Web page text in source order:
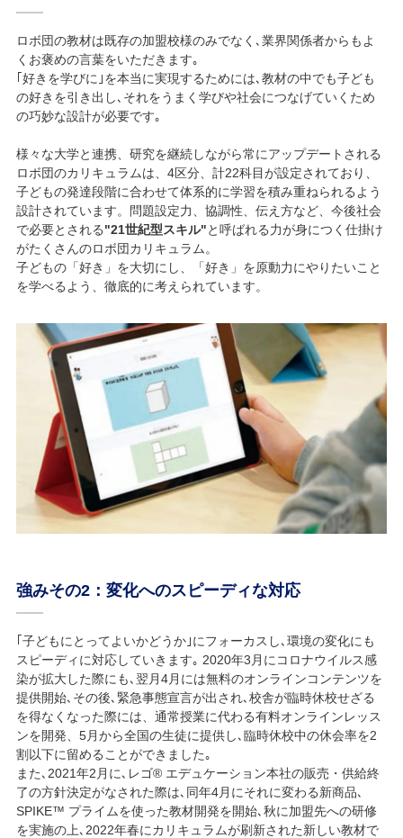
ロボ団の教材は既存の加盟校様のみでなく､業界関係者からもよ
くお褒めの言葉をいただきます｡
｢好きを学びに｣を本当に実現するためには､教材の中でも子ども
の好きを引き出し､それをうまく学びや社会につなげていくため
の巧妙な設計が必要です｡
様々な大学と連携、研究を継続しながら常にアップデートされる
ロボ団のカリキュラムは、4区分、計22科目が設定されており、
子どもの発達段階に合わせて体系的に学習を積み重ねられるよう
設計されています。問題設定力、協調性、伝え方など、今後社会
で必要とされる"21世紀型スキル"と呼ばれる力が身につく仕掛け
がたくさんのロボ団カリキュラム。
子どもの「好き」を大切にし、「好き」を原動力にやりたいこと
を学べるよう、徹底的に考えられています。
強みその2：変化へのスピーディな対応
｢子どもにとってよいかどうか｣にフォーカスし､環境の変化にも
スピーディに対応していきます｡ 2020年3月にコロナウイルス感
染が拡大した際にも､翌月4月には無料のオンラインコンテンツを
提供開始､その後､緊急事態宣言が出され､校舎が臨時休校せざる
を得なくなった際には、通常授業に代わる有料オンラインレッス
ンを開発、5月から全国の生徒に提供し､臨時休校中の休会率を2
割以下に留めることができました｡
また､2021年2月に､レゴ® エデュケーション本社の販売・供給終
了の方針決定がなされた際は､同年4月にそれに変わる新商品､
SPIKE™ プライムを使った教材開発を開始､秋に加盟先への研修
を実施の上､2022年春にカリキュラムが刷新された新しい教材で